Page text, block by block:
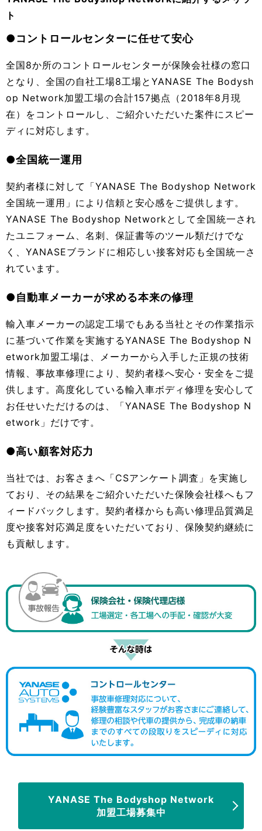
ト
●コントロールセンターに任せて安心
全国8か所のコントロールセンターが保険会社様の窓口
となり、全国の自社工場8工場とYANASE The Bodysh
op Network加盟工場の合計157拠点（2018年8月現
在）をコントロールし、ご紹介いただいた案件にスピー
ディに対応します。
●全国統一運用
契約者様に対して「YANASE The Bodyshop Network
全国統一運用」により信頼と安心感をご提供します。
YANASE The Bodyshop Networkとして全国統一され
たユニフォーム、名刺、保証書等のツール類だけでな
く、YANASEブランドに相応しい接客対応も全国統一さ
れています。
●自動車メーカーが求める本来の修理
輸入車メーカーの認定工場でもある当社とその作業指示
に基づいて作業を実施するYANASE The Bodyshop N
etwork加盟工場は、メーカーから入手した正規の技術
情報、事故車修理により、契約者様へ安心・安全をご提
供します。高度化している輸入車ボディ修理を安心して
お任せいただけるのは、「YANASE The Bodyshop N
etwork」だけです。
●高い顧客対応力
当社では、お客さまへ「CSアンケート調査」を実施し
ており、その結果をご紹介いただいた保険会社様へもフ
ィードバックします。契約者様からも高い修理品質満足
度や接客対応満足度をいただいており、保険契約継続に
も貢献します。
YANASE The Bodyshop Network
加盟工場募集中